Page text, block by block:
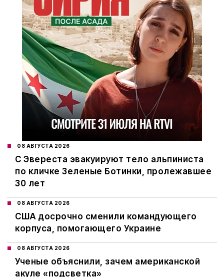
08 АВГУСТА 2026
С Эвереста эвакуируют тело альпиниста
по кличке Зеленые Ботинки, пролежавшее
30 лет
08 АВГУСТА 2026
США досрочно сменили командующего
корпуса, помогающего Украине
08 АВГУСТА 2026
Ученые объяснили, зачем американской
акуле «подсветка»